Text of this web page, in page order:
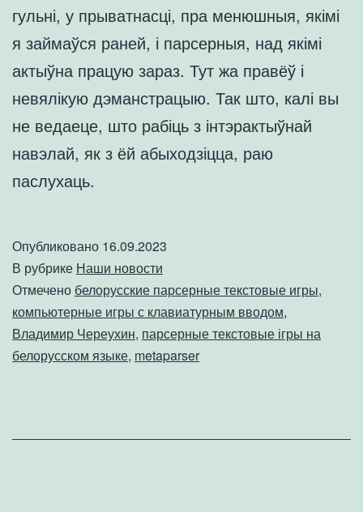
гульні, у прыватнасці, пра менюшныя, якімі
я займаўся раней, і парсерныя, над якімі
актыўна працую зараз. Тут жа правёў і
невялікую дэманстрацыю. Так што, калі вы
не ведаеце, што рабіць з інтэрактыўнай
навэлай, як з ёй абыходзіцца, раю
паслухаць.
Опубликовано 16.09.2023
В рубрике Наши новости
Отмечено белорусские парсерные текстовые игры,
компьютерные игры с клавиатурным вводом,
Владимир Череухин, парсерные текстовые ігры на
белорусском языке, metaparser